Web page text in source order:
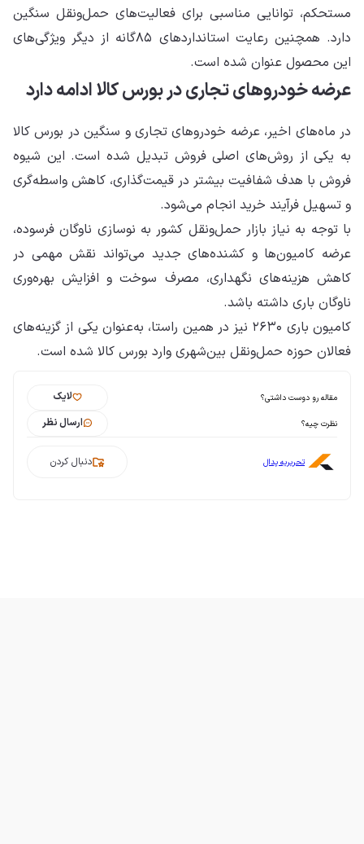
مستحکم، توانایی مناسبی برای فعالیت‌های حمل‌ونقل سنگین
دارد. همچنین رعایت استانداردهای ۸۵‌گانه از دیگر ویژگی‌های
این محصول عنوان شده است.
عرضه خودروهای تجاری در بورس کالا ادامه دارد
در ماه‌های اخیر، عرضه خودروهای تجاری و سنگین در بورس کالا
به یکی از روش‌های اصلی فروش تبدیل شده است. این شیوه
فروش با هدف شفافیت بیشتر در قیمت‌گذاری، کاهش واسطه‌گری
و تسهیل فرآیند خرید انجام می‌شود.
با توجه به نیاز بازار حمل‌ونقل کشور به نوسازی ناوگان فرسوده،
عرضه کامیون‌ها و کشنده‌های جدید می‌تواند نقش مهمی در
کاهش هزینه‌های نگهداری، مصرف سوخت و افزایش بهره‌وری
ناوگان باری داشته باشد.
کامیون باری ۲۶۳۰ نیز در همین راستا، به‌عنوان یکی از گزینه‌های
فعالان حوزه حمل‌ونقل بین‌شهری وارد بورس کالا شده است.
مقاله رو دوست داشتی؟ لایک
نظرت چیه؟ ارسال نظر
تحریریه پدال دنبال کردن